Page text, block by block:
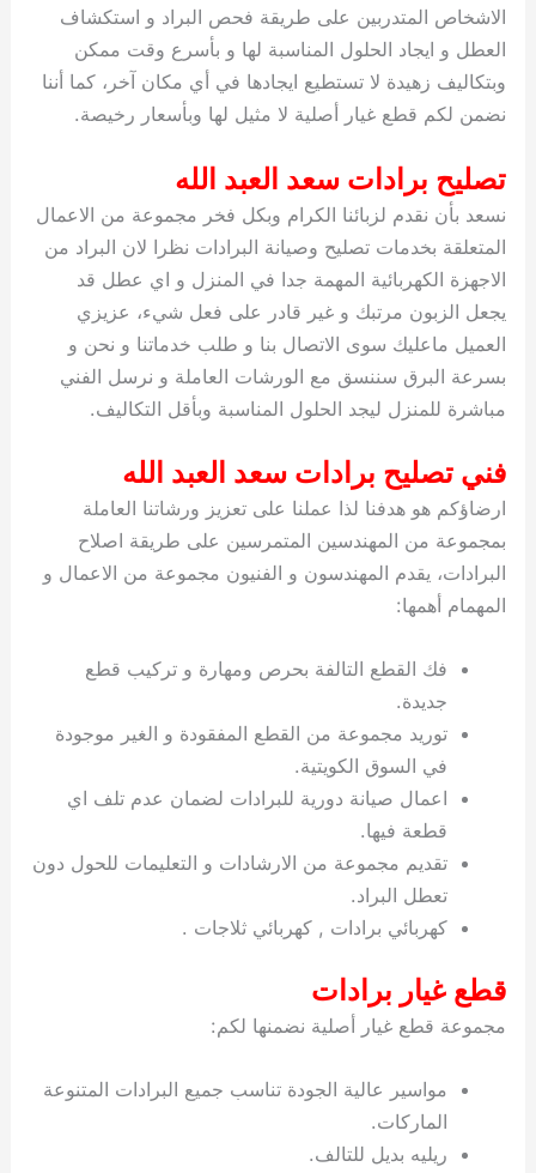
الاشخاص المتدربين على طريقة فحص البراد و استكشاف
العطل و ايجاد الحلول المناسبة لها و بأسرع وقت ممكن
وبتكاليف زهيدة لا تستطيع ايجادها في أي مكان آخر، كما أننا
نضمن لكم قطع غيار أصلية لا مثيل لها وبأسعار رخيصة.
تصليح برادات سعد العبد الله
نسعد بأن نقدم لزبائنا الكرام وبكل فخر مجموعة من الاعمال
المتعلقة بخدمات تصليح وصيانة البرادات نظرا لان البراد من
الاجهزة الكهربائية المهمة جدا في المنزل و اي عطل قد
يجعل الزبون مرتبك و غير قادر على فعل شيء، عزيزي
العميل ماعليك سوى الاتصال بنا و طلب خدماتنا و نحن و
بسرعة البرق سننسق مع الورشات العاملة و نرسل الفني
مباشرة للمنزل ليجد الحلول المناسبة وبأقل التكاليف.
فني تصليح برادات سعد العبد الله
ارضاؤكم هو هدفنا لذا عملنا على تعزيز ورشاتنا العاملة
بمجموعة من المهندسين المتمرسين على طريقة اصلاح
البرادات، يقدم المهندسون و الفنيون مجموعة من الاعمال و
المهمام أهمها:
فك القطع التالفة بحرص ومهارة و تركيب قطع
جديدة.
توريد مجموعة من القطع المفقودة و الغير موجودة
في السوق الكويتية.
اعمال صيانة دورية للبرادات لضمان عدم تلف اي
قطعة فيها.
تقديم مجموعة من الارشادات و التعليمات للحول دون
تعطل البراد.
كهربائي برادات , كهربائي ثلاجات .
قطع غيار برادات
مجموعة قطع غيار أصلية نضمنها لكم:
مواسير عالية الجودة تناسب جميع البرادات المتنوعة
الماركات.
ريليه بديل للتالف.